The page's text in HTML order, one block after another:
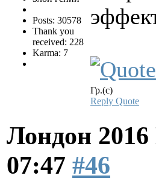
Posts: 30578
Thank you
received: 228
Karma: 7
Гр.(с)
Reply Quote
Лондон
07:47 #46